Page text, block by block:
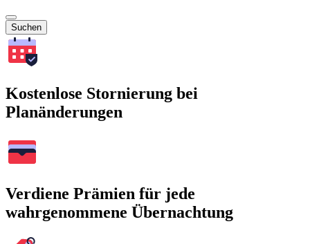
Suchen
Kostenlose Stornierung bei
Planänderungen
Verdiene Prämien für jede
wahrgenommene Übernachtung